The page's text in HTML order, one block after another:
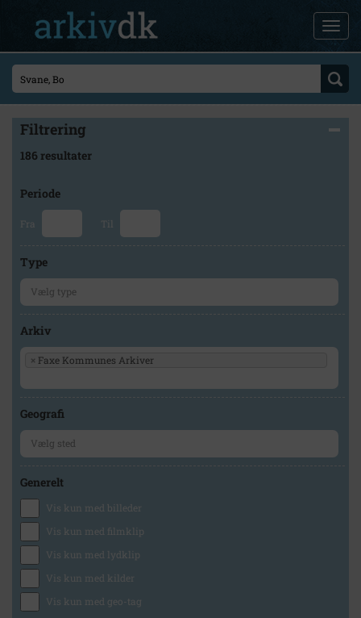
Filtrering
186 resultater
Periode
Fra Til
Type
Arkiv
× Faxe Kommunes Arkiver
Geografi
Generelt
Vis kun med billeder
Vis kun med filmklip
Vis kun med lydklip
Vis kun med kilder
Vis kun med geo-tag